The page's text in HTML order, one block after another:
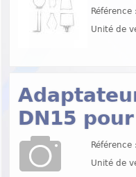
Unité de
DN15
Unité de